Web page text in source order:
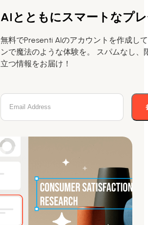
AIとともにスマートなプ
無料でPresenti AIのアカウントを作成し
ンで魔法のような体験を。 スパムなし、
立つ情報をお届け！